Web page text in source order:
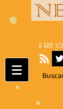
A ARTE